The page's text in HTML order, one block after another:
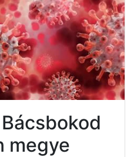
megye